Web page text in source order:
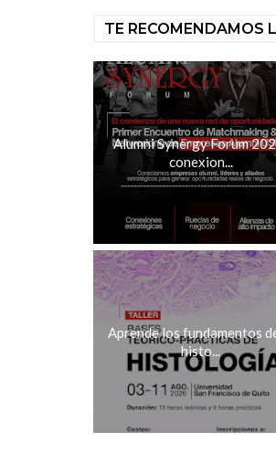
TE RECOMENDAMOS
Alumni Synergy Forum
conexion...
Aprende los fundamentos
histo...